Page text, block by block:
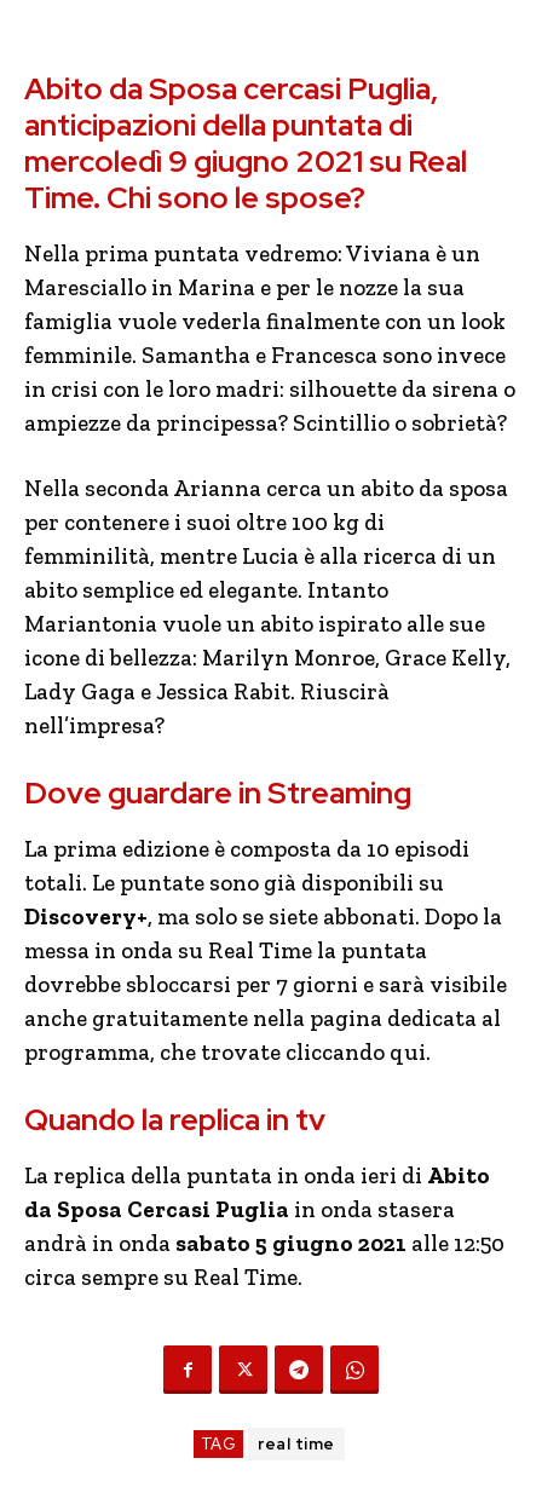
Abito da Sposa cercasi Puglia,
anticipazioni della puntata di
mercoledì 9 giugno 2021 su Real
Time. Chi sono le spose?
Nella prima puntata vedremo: Viviana è un
Maresciallo in Marina e per le nozze la sua
famiglia vuole vederla finalmente con un look
femminile. Samantha e Francesca sono invece
in crisi con le loro madri: silhouette da sirena o
ampiezze da principessa? Scintillio o sobrietà?
Nella seconda Arianna cerca un abito da sposa
per contenere i suoi oltre 100 kg di
femminilità, mentre Lucia è alla ricerca di un
abito semplice ed elegante. Intanto
Mariantonia vuole un abito ispirato alle sue
icone di bellezza: Marilyn Monroe, Grace Kelly,
Lady Gaga e Jessica Rabit. Riuscirà
nell’impresa?
Dove guardare in Streaming
La prima edizione è composta da 10 episodi
totali. Le puntate sono già disponibili su
Discovery+, ma solo se siete abbonati. Dopo la
messa in onda su Real Time la puntata
dovrebbe sbloccarsi per 7 giorni e sarà visibile
anche gratuitamente nella pagina dedicata al
programma, che trovate cliccando qui.
Quando la replica in tv
La replica della puntata in onda ieri di Abito
da Sposa Cercasi Puglia in onda stasera
andrà in onda sabato 5 giugno 2021 alle 12:50
circa sempre su Real Time.
TAG real time